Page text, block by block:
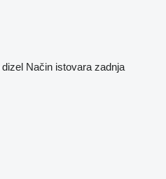
dizel Način istovara zadnja